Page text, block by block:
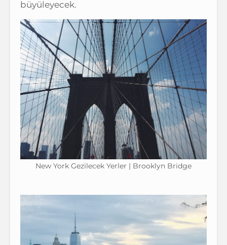
büyüleyecek.
New York Gezilecek Yerler | Brooklyn Bridge